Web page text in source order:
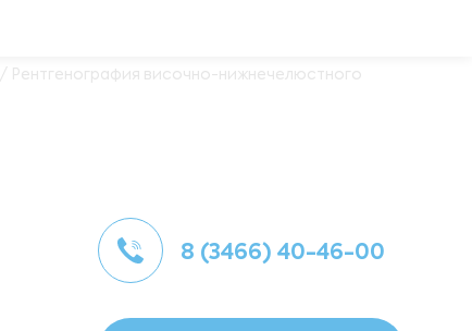
/ Рентгенография височно-нижнечелюстного
8 (3466) 40-46-00